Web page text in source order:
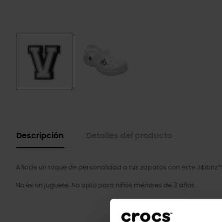
Descripción
Añade un toque de personalidad a tus zapatos con este
No es un juguete. No apto para niños menores de 3 años.